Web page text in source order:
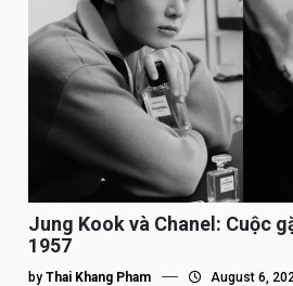
Jung Kook và Chanel: Cuộc
1957
by Thai Khang Pham August 6,